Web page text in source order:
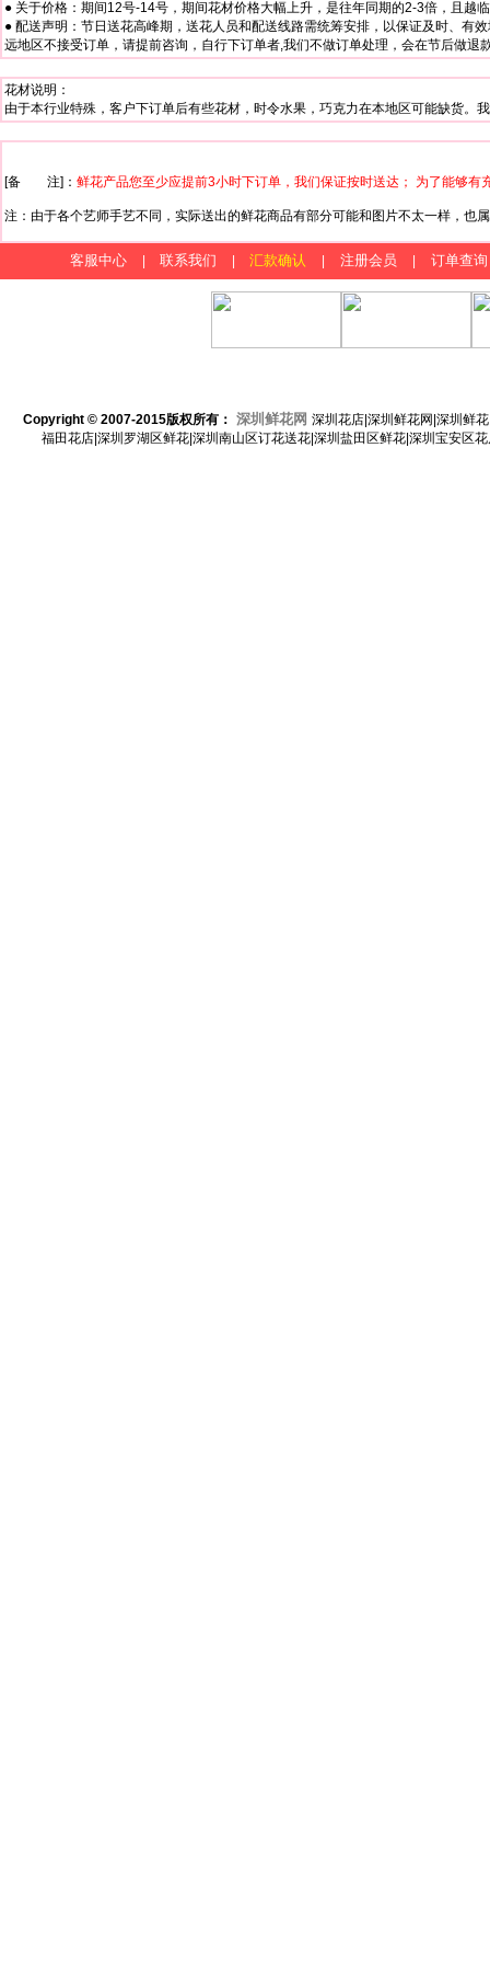
● 关于价格：期间12号-14号，期间花材价格大幅上升，是往年同期的2-3倍，且越
● 配送声明：节日送花高峰期，送花人员和配送线路需统筹安排，以保证及时、有
远地区不接受订单，请提前咨询，自行下订单者,我们不做订单处理，会在节后做
花材说明：
由于本行业特殊，客户下订单后有些花材，时令水果，巧克力在本地区可能缺货
[备 注]： 鲜花产品您至少应提前3小时下订单，我们保证按时送达； 为了能够有
注：由于各个艺师手艺不同，实际送出的鲜花商品有部分可能和图片不太一样，
客服中心 联系我们 汇款确认 注册会员 订单查询
Copyright © 2007-2015版权所有： 深圳鲜花网 深圳花店|深圳鲜花网|深圳鲜
福田花店|深圳罗湖区鲜花|深圳南山区订花送花|深圳盐田区鲜花|深圳宝安区